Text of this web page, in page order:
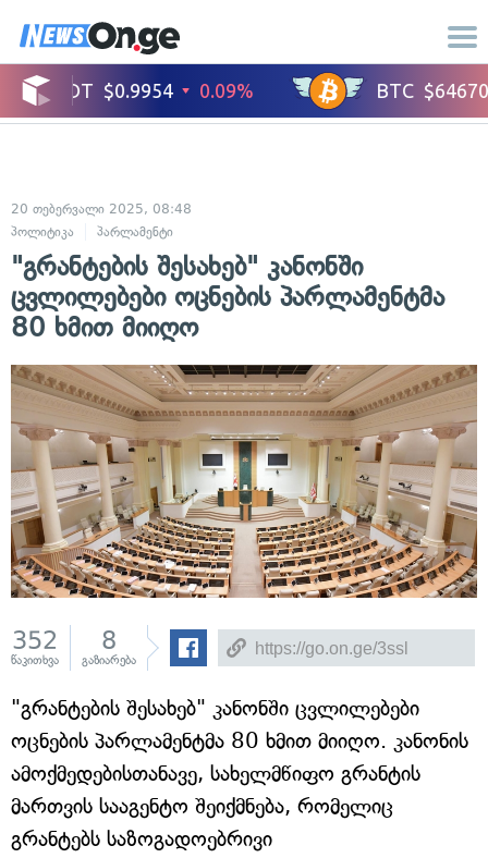
20 თებერვალი 2025, 08:48
პოლიტიკა
პარლამენტი
"გრანტების შესახებ" კანონში
ცვლილებები ოცნების პარლამენტმა
80 ხმით მიიღო
352
წაკითხვა
8
გაზიარება
"გრანტების შესახებ" კანონში ცვლილებები
ოცნების პარლამენტმა 80 ხმით მიიღო. კანონის
ამოქმედებისთანავე, სახელმწიფო გრანტის
მართვის სააგენტო შეიქმნება, რომელიც
გრანტებს საზოგადოებრივი